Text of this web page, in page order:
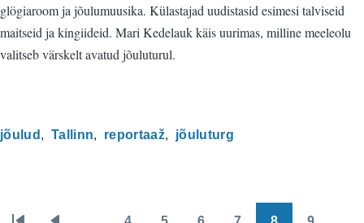
glögiaroom ja jõulumuusika. Külastajad uudistasid esimesi talviseid
maitseid ja kingiideid. Mari Kedelauk käis uurimas, milline meeleolu
valitseb värskelt avatud jõuluturul.
jõulud Tallinn reportaaž jõuluturg